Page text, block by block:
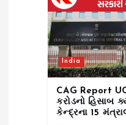
India
CAG Report
કરોડનો હિસાબ
કેન્દ્રના 15